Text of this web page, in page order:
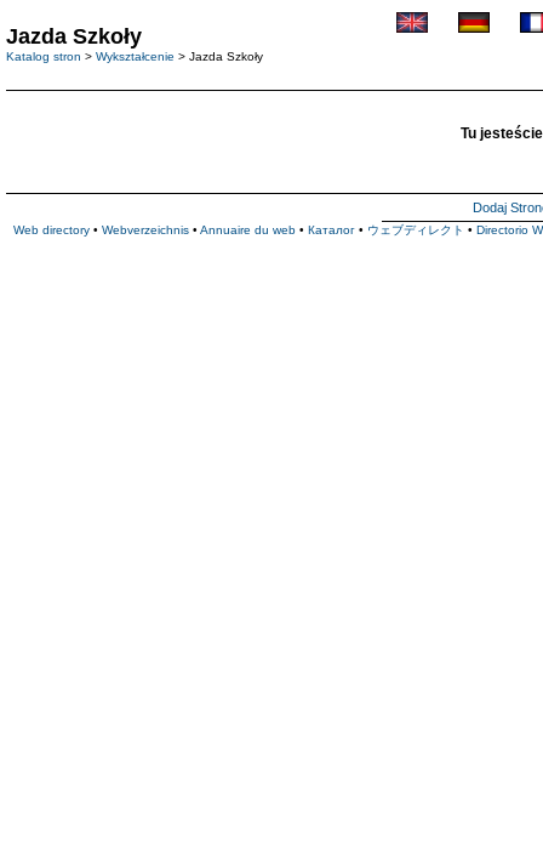
Jazda Szkoły
Katalog stron > Wykształcenie > Jazda Szkoły
Tu
Dodaj
Web directory • Webverzeichnis • Annuaire du web • Каталог • ウェブディレクト • Directorio